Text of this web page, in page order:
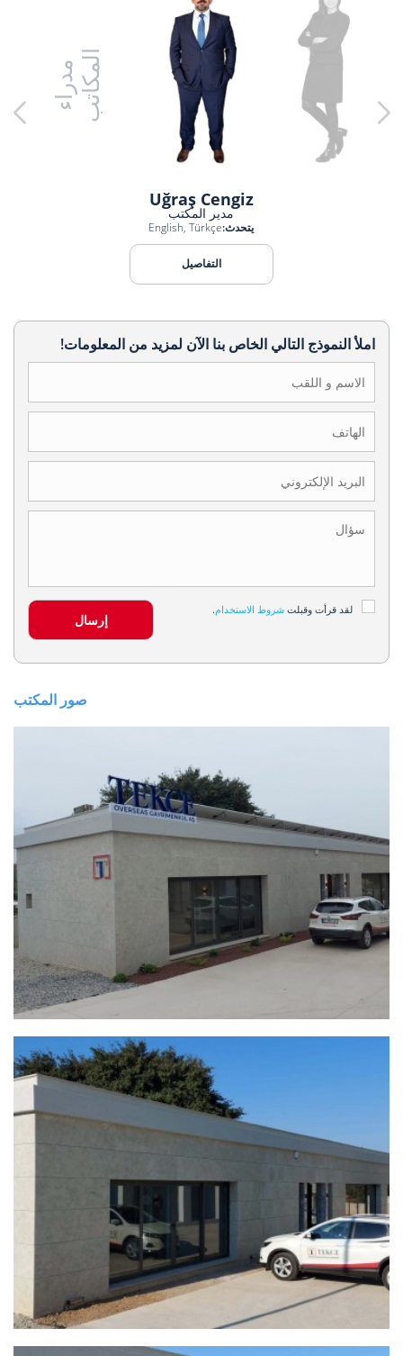
م
د
ر
ا
ءال
م
ك
ا
تب
Uğraş Cengiz
مدير المكتب
يتحدث:English, Türkçe
التفاصيل
املأ النموذج التالي الخاص بنا الآن لمزيد من المعلومات!
لقد قرأت وقبلت شروط الاستخدام.
إرسال
صور المكتب